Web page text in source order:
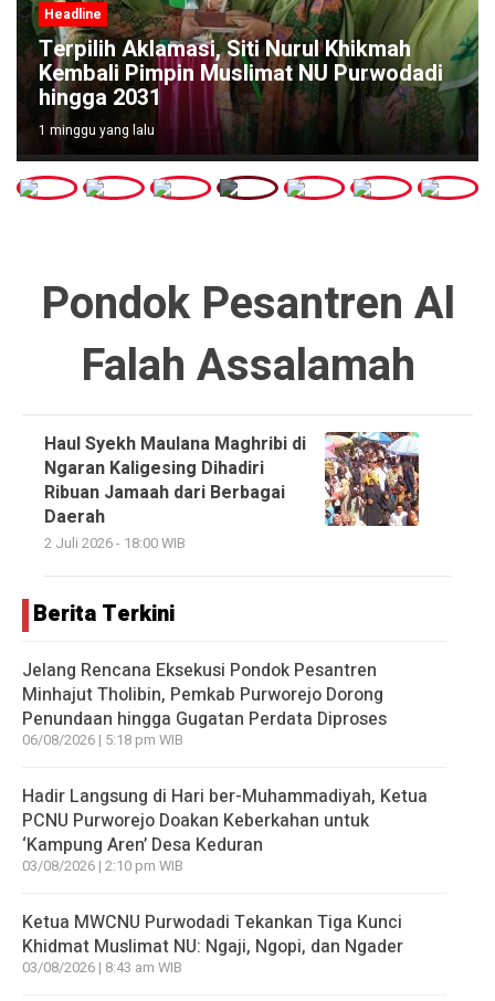
Headline
Terpilih Aklamasi, Siti Nurul Khikmah
Kembali Pimpin Muslimat NU Purwodadi
hingga 2031
1 minggu yang lalu
Pondok Pesantren Al
Falah Assalamah
Haul Syekh Maulana Maghribi di
Ngaran Kaligesing Dihadiri
Ribuan Jamaah dari Berbagai
Daerah
2 Juli 2026 - 18:00 WIB
Berita Terkini
Jelang Rencana Eksekusi Pondok Pesantren
Minhajut Tholibin, Pemkab Purworejo Dorong
Penundaan hingga Gugatan Perdata Diproses
06/08/2026 | 5:18 pm WIB
Hadir Langsung di Hari ber-Muhammadiyah, Ketua
PCNU Purworejo Doakan Keberkahan untuk
‘Kampung Aren’ Desa Keduran
03/08/2026 | 2:10 pm WIB
Ketua MWCNU Purwodadi Tekankan Tiga Kunci
Khidmat Muslimat NU: Ngaji, Ngopi, dan Ngader
03/08/2026 | 8:43 am WIB